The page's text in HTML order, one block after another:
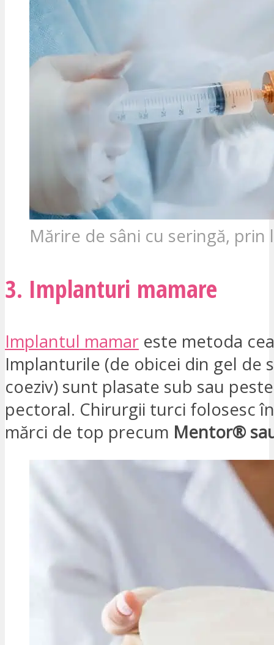
Mărire de sâni cu seringă, prin
3. Implanturi mamare
Implantul mamar este metoda
Implanturile (de obicei din gel de
coeziv) sunt plasate sub sau
pectoral. Chirurgii turci folosesc
mărci de top precum Mentor®